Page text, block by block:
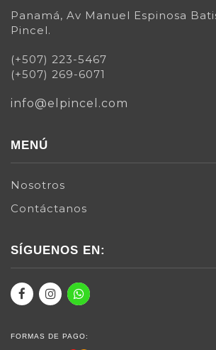
Panamá, Av Manuel Espinosa
Pincel.
(+507) 223-5467
(+507) 269-6071
info@elpincel.com
MENÚ
Nosotros
Contáctanos
SÍGUENOS EN:
FORMAS DE PAGO: